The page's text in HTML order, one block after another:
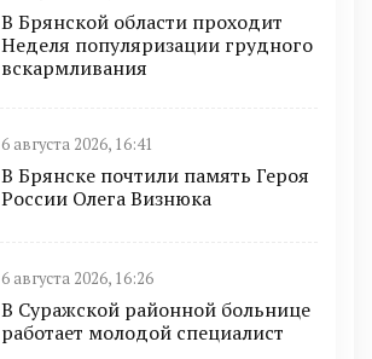
В Брянской области проходит
Неделя популяризации грудного
вскармливания
6 августа 2026, 16:41
В Брянске почтили память Героя
России Олега Визнюка
6 августа 2026, 16:26
В Суражской районной больнице
работает молодой специалист